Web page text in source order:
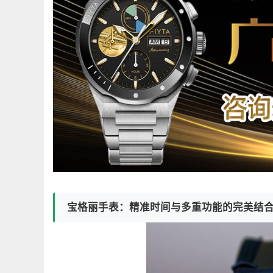
宝格丽手表：精准时间与多重功能的完美结